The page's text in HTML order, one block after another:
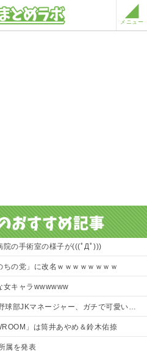
メニュー
院の手術室の様子が(((ﾟДﾟ)))
ちの党」に改名ｗｗｗｗｗｗｗｗ
女キャラwwwwww
部JKマネージャー、ガチで可愛いぞ 他
」は筒井あやめ＆鈴木佑捺
属を発表